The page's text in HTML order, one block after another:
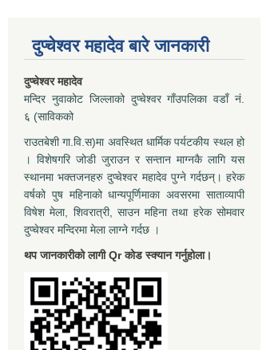
दुप्चेश्वर महादेव बारे जानकारी
दुप्चेश्वर महादेव
मन्दिर नुवाकोट जिल्लाको दुप्चेश्वर गाँउपलिका वडाँ नं.
६ (साविकको
राउतबेशी गा.वि.स)मा अवस्थित धार्मिक पर्यटकीय स्थल हो
। विशेषगरि जोडी जुराउन र सन्तान माग्नकै लागि यस
स्थानमा भक्तजनहरु दुप्चेश्वर महादेव पुग्ने गर्दछन्। हरेक
वर्षको पुष महिनाको धान्यपूर्णिमाका अवसरमा साताव्यापी
विषेश मेला, शिवरात्री, साउन महिना तथा हरेक सोमवार
दुप्चेश्वर मन्दिरमा मेला लाग्ने गर्दछ ।
थप जानकारीको लागी Qr कोड स्क्यान गर्नुहोला।